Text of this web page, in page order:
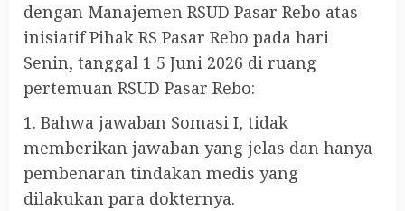
dengan Manajemen RSUD Pasar Rebo atas
inisiatif Pihak RS Pasar Rebo pada hari
Senin, tanggal 1 5 Juni 2026 di ruang
pertemuan RSUD Pasar Rebo:
1. Bahwa jawaban Somasi I, tidak
memberikan jawaban yang jelas dan hanya
pembenaran tindakan medis yang
dilakukan para dokternya.